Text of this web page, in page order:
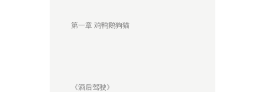
第一章 鸡鸭鹅狗猫
《酒后驾驶》